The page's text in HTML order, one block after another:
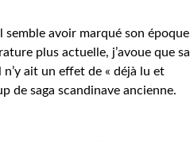
avoir marqué son époque
plus actuelle, j’avoue que sa
ait un effet de « déjà lu et
de saga scandinave ancienne.